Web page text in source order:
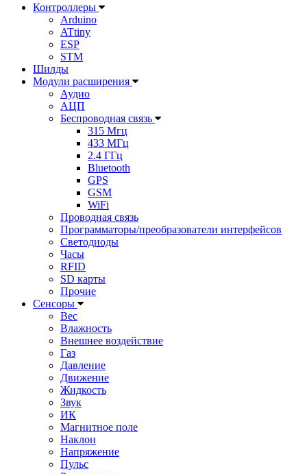
Контроллеры
Arduino
ATtiny
ESP
STM
Шилды
Модули расширения
Аудио
АЦП
Беспроводная связь
315 Мгц
433 МГц
2.4 ГГц
Bluetooth
GPS
GSM
WiFi
Проводная связь
Программаторы/преобразователи интерфейсов
Светодиоды
Часы
RFID
SD карты
Прочие
Сенсоры
Вес
Влажность
Внешнее воздействие
Газ
Давление
Движение
Жидкость
Звук
ИК
Магнитное поле
Наклон
Напряжение
Пульс